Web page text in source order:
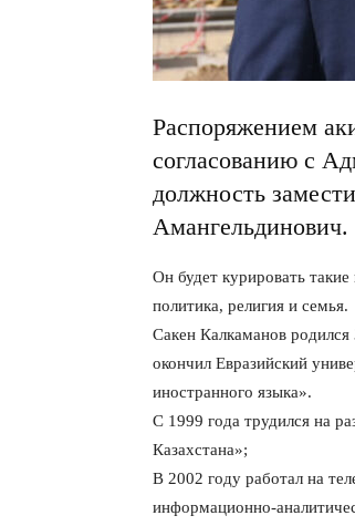
Распоряжением
согласованию с
должность
Амангельдинович.
Он будет курировать
политика, религия и семья.
Сакен Калкаманов
окончил Евразийский
иностранного языка».
С 1999 года трудился на
Казахстана»;
В 2002 году работал на
информационно-